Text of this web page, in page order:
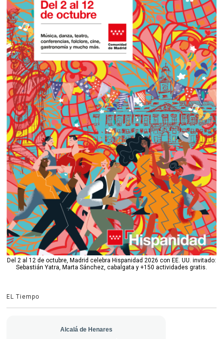
Del 2 al 12 de octubre, Madrid celebra Hispanidad 2026 con EE. UU. invitado:
Sebastián Yatra, Marta Sánchez, cabalgata y +150 actividades gratis.
EL Tiempo